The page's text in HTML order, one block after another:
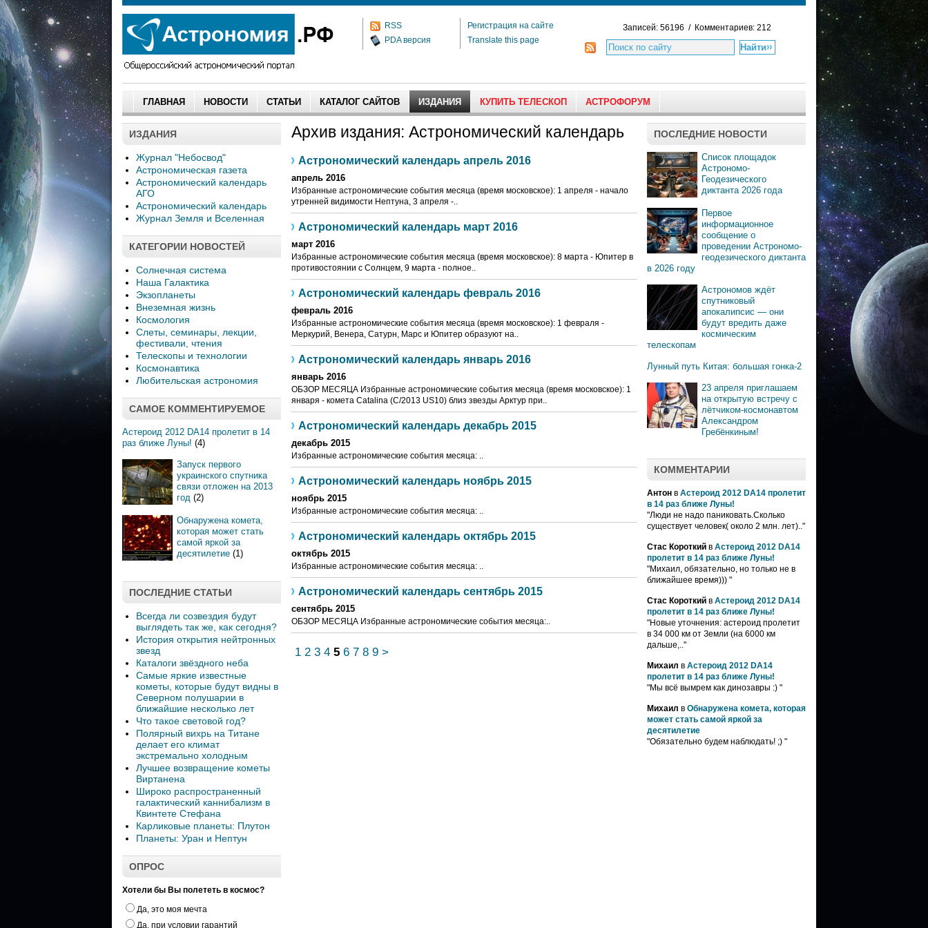
RSS
PDA версия
Регистрация на сайте
Translate this page
Записей: 56196 / Комментариев: 212
ГЛАВНАЯ НОВОСТИ СТАТЬИ КАТАЛОГ САЙТОВ ИЗДАНИЯ КУПИТЬ ТЕЛЕСКОП АСТРОФОРУМ
ИЗДАНИЯ
Журнал "Небосвод"
Астрономическая газета
Астрономический календарь
АГО
Астрономический календарь
Журнал Земля и Вселенная
КАТЕГОРИИ НОВОСТЕЙ
Солнечная система
Наша Галактика
Экзопланеты
Внеземная жизнь
Космология
Слеты, семинары, лекции,
фестивали, чтения
Телескопы и технологии
Космонавтика
Любительская астрономия
САМОЕ КОММЕНТИРУЕМОЕ
Астероид 2012 DA14 пролетит в 14
раз ближе Луны! (4)
Запуск первого
украинского спутника
связи отложен на 2013
год (2)
Обнаружена комета,
которая может стать
самой яркой за
десятилетие (1)
ПОСЛЕДНИЕ СТАТЬИ
Всегда ли созвездия будут
выглядеть так же, как сегодня?
История открытия нейтронных
звезд
Каталоги звёздного неба
Самые яркие известные
кометы, которые будут видны в
Северном полушарии в
ближайшие несколько лет
Что такое световой год?
Полярный вихрь на Титане
делает его климат
экстремально холодным
Лучшее возвращение кометы
Виртанена
Широко распространенный
галактический каннибализм в
Квинтете Стефана
Карликовые планеты: Плутон
Планеты: Уран и Нептун
ОПРОС
Хотели бы Вы полететь в космос?
Да, это моя мечта
Да, при условии гарантий
Архив издания: Астрономический календарь
Астрономический календарь апрель 2016
апрель 2016
Избранные астрономические события месяца (время московское): 1 апреля - начало
утренней видимости Нептуна, 3 апреля -..
Астрономический календарь март 2016
март 2016
Избранные астрономические события месяца (время московское): 8 марта - Юпитер в
противостоянии с Солнцем, 9 марта - полное..
Астрономический календарь февраль 2016
февраль 2016
Избранные астрономические события месяца (время московское): 1 февраля -
Меркурий, Венера, Сатурн, Марс и Юпитер образуют на..
Астрономический календарь январь 2016
январь 2016
ОБЗОР МЕСЯЦА Избранные астрономические события месяца (время московское): 1
января - комета Catalina (C/2013 US10) близ звезды Арктур при..
Астрономический календарь декабрь 2015
декабрь 2015
Избранные астрономические события месяца: ..
Астрономический календарь ноябрь 2015
ноябрь 2015
Избранные астрономические события месяца: ..
Астрономический календарь октябрь 2015
октябрь 2015
Избранные астрономические события месяца: ..
Астрономический календарь сентябрь 2015
сентябрь 2015
ОБЗОР МЕСЯЦА Избранные астрономические события месяца:..
1 2 3 4 5 6 7 8 9 >
ПОСЛЕДНИЕ НОВОСТИ
Список площадок
Астрономо-
Геодезического
диктанта 2026 года
Первое
информационное
сообщение о
проведении Астрономо-
геодезического диктанта
в 2026 году
Астрономов ждёт
спутниковый
апокалипсис — они
будут вредить даже
космическим
телескопам
Лунный путь Китая: большая гонка-2
23 апреля приглашаем
на открытую встречу с
лётчиком-космонавтом
Александром
Гребёнкиным!
КОММЕНТАРИИ
Антон в Астероид 2012 DA14 пролетит
в 14 раз ближе Луны!
"Люди не надо паниковать.Сколько
существует человек( около 2 млн. лет).."
Стас Короткий в Астероид 2012 DA14
пролетит в 14 раз ближе Луны!
"Михаил, обязательно, но только не в
ближайшее время))) "
Стас Короткий в Астероид 2012 DA14
пролетит в 14 раз ближе Луны!
"Новые уточнения: астероид пролетит
в 34 000 км от Земли (на 6000 км
дальше,.."
Михаил в Астероид 2012 DA14
пролетит в 14 раз ближе Луны!
"Мы всё вымрем как динозавры :) "
Михаил в Обнаружена комета, которая
может стать самой яркой за
десятилетие
"Обязательно будем наблюдать! ;) "